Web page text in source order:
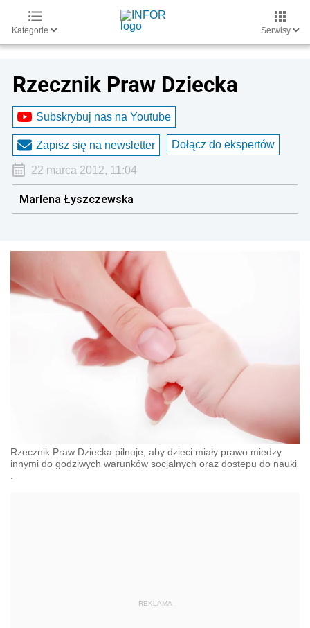
Kategorie Serwisy
Rzecznik Praw Dziecka
Subskrybuj nas na Youtube
Zapisz się na newsletter Dołącz do ekspertów
22 marca 2012, 11:04
Marlena Łyszczewska
Rzecznik Praw Dziecka pilnuje, aby dzieci miały prawo miedzy
innymi do godziwych warunków socjalnych oraz dostepu do nauki
.